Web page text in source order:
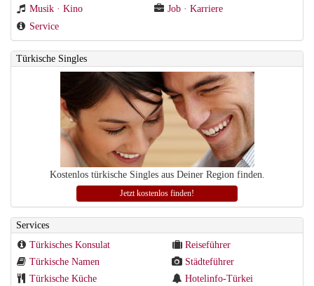
Musik · Kino
Job · Karriere
Service
Türkische Singles
Kostenlos türkische Singles aus Deiner Region finden.
Jetzt kostenlos finden!
Services
Türkisches Konsulat
Reiseführer
Türkische Namen
Städteführer
Türkische Küche
Hotelinfo-Türkei